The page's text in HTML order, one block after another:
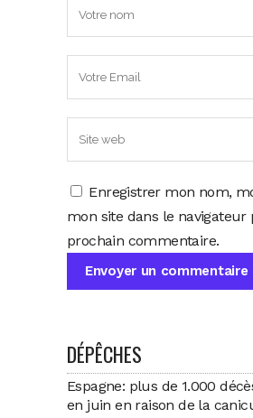
Enregistrer mon nom,
mon site dans le navigateur
prochain commentaire.
DÉPÊCHES
Espagne: plus de 1.000
en juin en raison de la